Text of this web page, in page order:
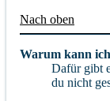
Nach oben
Warum kann
Dafür gibt
du nicht